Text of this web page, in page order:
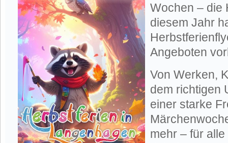
Wochen – die
diesem Jahr
Angeboten
Von Werken,
dem richtigen
einer starke
mehr – für